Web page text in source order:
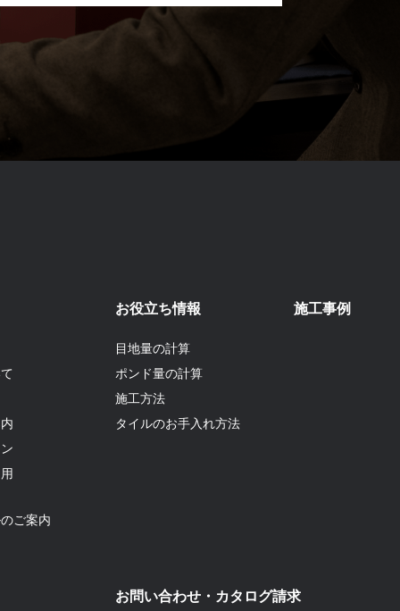
ご案内
お役立ち情報
目地量の計算
ポンド量の計算
施工方法
タイルのお手入れ方法
施工事例
お問い合わせ・カタログ請求